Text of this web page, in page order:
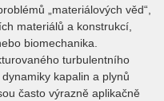
„materiálových věd“,
materiálů a konstrukcí,
biomechanika.
turbulentního
kapalin a plynů
často výrazně aplikačně